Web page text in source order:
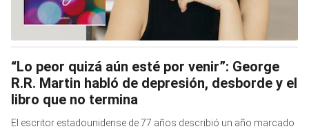
“Lo peor quizá aún esté por venir”: George
R.R. Martin habló de depresión, desborde y el
libro que no termina
El escritor estadounidense de 77 años describió un año marcado